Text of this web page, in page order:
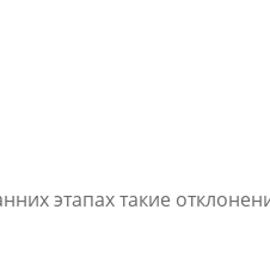
этапах такие